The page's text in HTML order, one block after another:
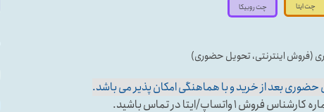
(فروش اینترنتی، تحویل حضوری)
بعد از خرید و با هماهنگی امکان پذیر می باشد.
ایتا در تماس باشید.
چت ایتا چت روبیکا